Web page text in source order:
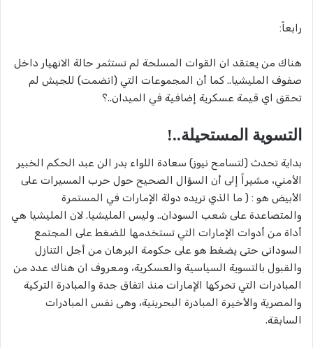
رابعاً:
هناك من يعتقد ان القوات المسلحة لم تستثمر حالة الانهيار داخل
صفوف المليشيا.. كما أن المجموعات التي (انضمت) للجيش لم
تحقق اي قيمة عسكرية إضافية في الميدان..؟
التسوية المستحيلة..!
بداية تحدث (لتسامح نيوز) سعادة اللواء بدر الن عبد الحكم الخبير
الأمني، مشيراً إلى أن السؤال الصحيح حول حرب المسيرات على
الأبيض هو : ( ما الذي تريده دولة الإمارات في المستمرة
والمتصاعدة على شعب السودان.. وليس المليشيا. لان المليشيا هي
أداة من أدوات الإمارات التي تستخدمها للضغط على المجتمع
السودانى حتى يضغط هو على حكومة البرهان من أجل التنازل
والقبول بالتسوية السياسية والعسكرية، ومعروف ان هناك عدد من
المبادرات التي تحركها الإمارات منذ اتفاق جدة والمبادرة التركية
والمصرية والأخيرة المبادرة البحرينية، وهى نفس المبادرات
السابقة.